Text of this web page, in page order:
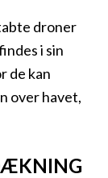
droner
i sin
de kan
over havet,